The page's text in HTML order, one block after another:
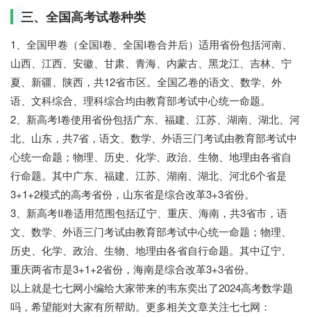
三、全国高考试卷种类
1、全国甲卷（全国I卷、全国I卷合并后）适用省份包括河南、
山西、江西、安徽、甘肃、青海、内蒙古、黑龙江、吉林、宁
夏、新疆、陕西，共12省市区。全国乙卷的语文、数学、外
语、文科综合、理科综合均由教育部考试中心统一命题。
2、新高考I卷使用省份包括广东、福建、江苏、湖南、湖北、河
北、山东，共7省，语文、数学、外语三门考试由教育部考试中
心统一命题；物理、历史、化学、政治、生物、地理由各省自
行命题。其中广东、福建、江苏、湖南、湖北、河北6个省是
3+1+2模式的高考省份，山东省是综合改革3+3省份。
3、新高考II卷适用范围包括辽宁、重庆、海南，共3省市，语
文、数学、外语三门考试由教育部考试中心统一命题；物理、
历史、化学、政治、生物、地理由各省自行命题。其中辽宁、
重庆两省市是3+1+2省份，海南是综合改革3+3省份。
以上就是七七网小编给大家带来的韦东奕出了2024高考数学题
吗，希望能对大家有所帮助。更多相关文章关注七七网：